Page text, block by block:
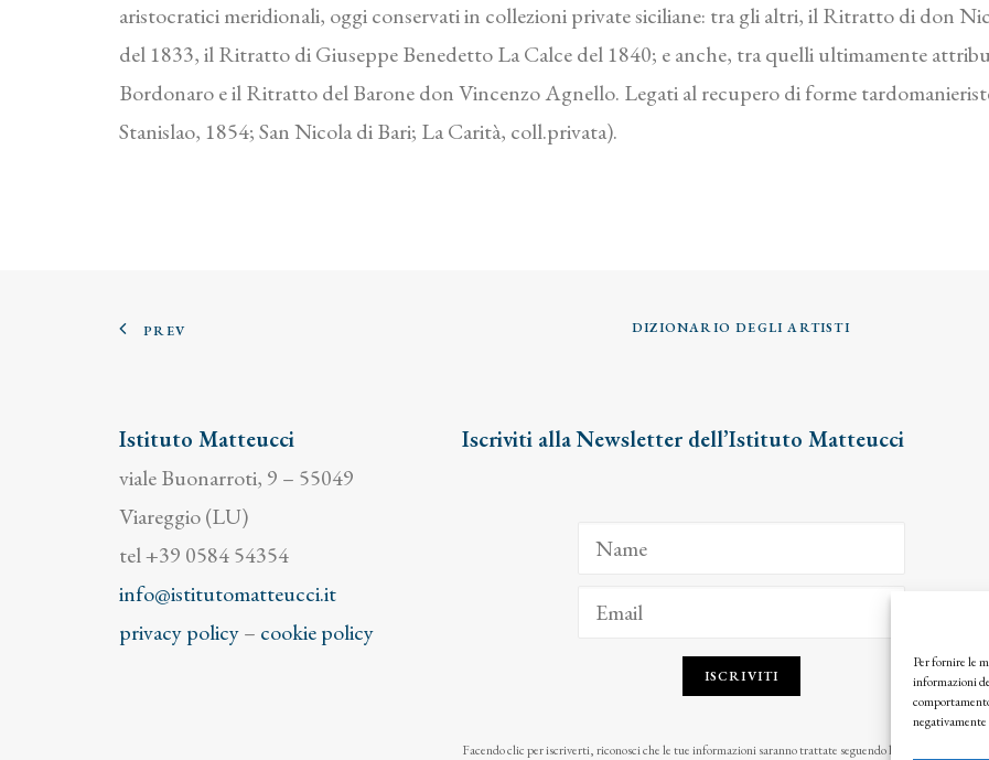
Per fornire le
informazioni
aristocratici meridionali, oggi conservati in collezioni private siciliane: tra gli altri, il Ritratto di don
del 1833, il Ritratto di Giuseppe Benedetto La Calce del 1840; e anche, tra quelli ultimamente
Bordonaro e il Ritratto del Barone don Vincenzo Agnello. Legati al recupero di forme
Stanislao, 1854; San Nicola di Bari; La Carità, coll.privata).
PREV DIZIONARIO DEGLI ARTISTI
Istituto Matteucci
viale Buonarroti, 9 – 55049
Viareggio (LU)
tel +39 0584 54354
info@istitutomatteucci.it
privacy policy– cookie policy
Iscriviti alla Newsletter dell’Istituto Matteucci
ISCRIVITI
Facendo clic per iscriverti, riconosci che le tue informazioni saranno trattate seguendo la nostra